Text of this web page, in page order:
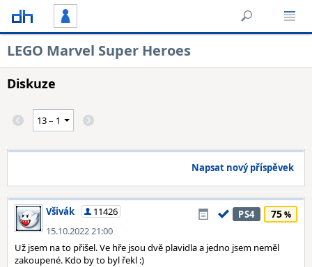
LEGO Marvel Super Heroes
Diskuze
Napsat nový příspěvek
Všivák
11426
15.10.2022 21:00
PS4 75
Už jsem na to přišel. Ve hře jsou dvě plavidla a jedno jsem neměl
zakoupené. Kdo by to byl řekl :)